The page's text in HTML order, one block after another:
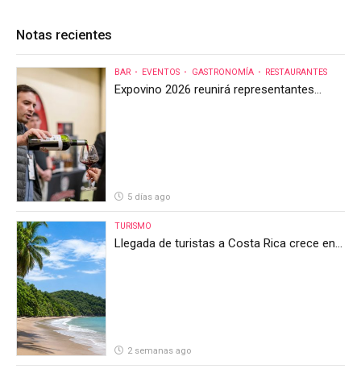
Notas recientes
BAR EVENTOS GASTRONOMÍA RESTAURANTES
Expovino 2026 reunirá representantes
5 días ago
TURISMO
Llegada de turistas a Costa Rica crece en
2 semanas ago